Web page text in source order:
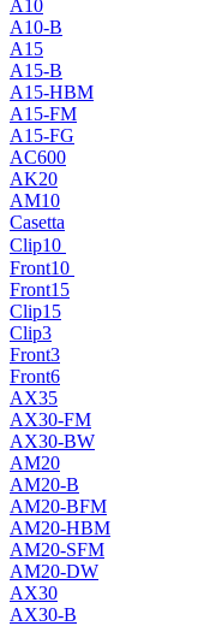
A10
A10-B
A15
A15-B
A15-HBM
A15-FM
A15-FG
AC600
AK20
AM10
Casetta
Clip10
Front10
Front15
Clip15
Clip3
Front3
Front6
AX35
AX30-FM
AX30-BW
AM20
AM20-B
AM20-BFM
AM20-HBM
AM20-SFM
AM20-DW
AX30
AX30-B